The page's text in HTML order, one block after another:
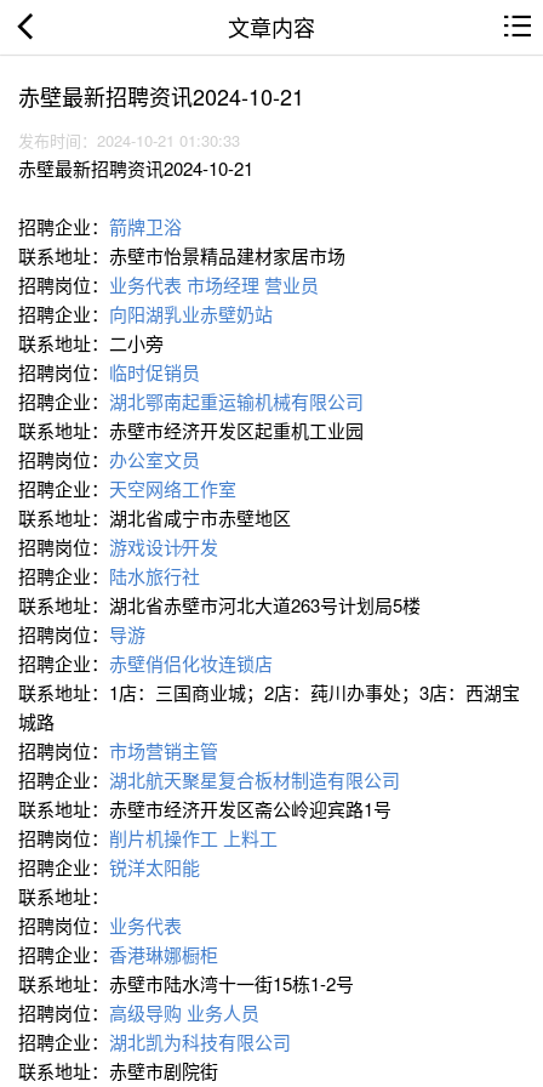
文章内容
赤壁最新招聘资讯2024-10-21
发布时间：2024-10-21 01:30:33
赤壁最新招聘资讯2024-10-21
招聘企业： 箭牌卫浴
联系地址：赤壁市怡景精品建材家居市场
招聘岗位： 业务代表 市场经理 营业员
招聘企业： 向阳湖乳业赤壁奶站
联系地址：二小旁
招聘岗位： 临时促销员
招聘企业： 湖北鄂南起重运输机械有限公司
联系地址：赤壁市经济开发区起重机工业园
招聘岗位： 办公室文员
招聘企业： 天空网络工作室
联系地址：湖北省咸宁市赤壁地区
招聘岗位： 游戏设计∕开发
招聘企业： 陆水旅行社
联系地址：湖北省赤壁市河北大道263号计划局5楼
招聘岗位： 导游
招聘企业： 赤壁俏侣化妆连锁店
联系地址：1店：三国商业城；2店：莼川办事处；3店：西湖宝
城路
招聘岗位： 市场营销主管
招聘企业： 湖北航天聚星复合板材制造有限公司
联系地址：赤壁市经济开发区斋公岭迎宾路1号
招聘岗位： 削片机操作工 上料工
招聘企业： 锐洋太阳能
联系地址：
招聘岗位： 业务代表
招聘企业： 香港琳娜橱柜
联系地址：赤壁市陆水湾十一街15栋1-2号
招聘岗位： 高级导购 业务人员
招聘企业： 湖北凯为科技有限公司
联系地址：赤壁市剧院街